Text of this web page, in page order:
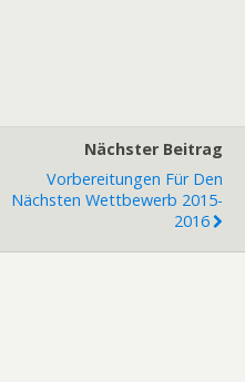
Nächster Beitrag
Vorbereitungen Für Den
Nächsten Wettbewerb 2015-
2016